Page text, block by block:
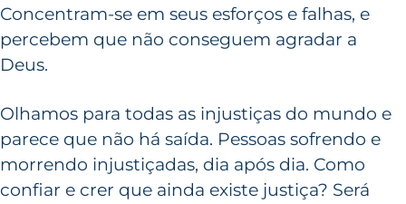
Concentram-se em seus esforços e falhas, e
percebem que não conseguem agradar a
Deus.
Olhamos para todas as injustiças do mundo e
parece que não há saída. Pessoas sofrendo e
morrendo injustiçadas, dia após dia. Como
confiar e crer que ainda existe justiça? Será